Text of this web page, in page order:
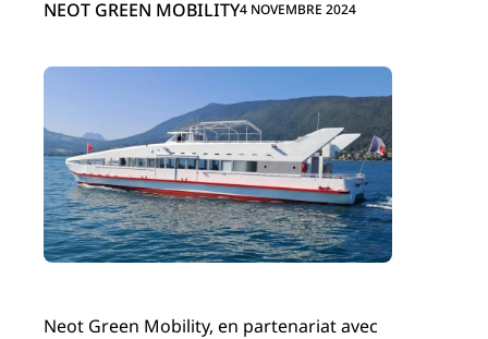
NEOT GREEN MOBILITY4 NOVEMBRE 2024
Neot Green Mobility, en partenariat avec